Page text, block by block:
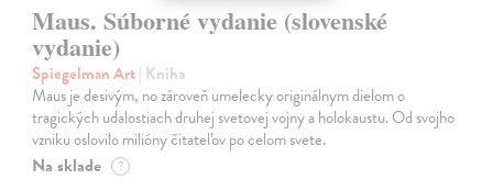
Maus. Súborné vydanie (slovenské
vydanie)
Spiegelman Art| Kniha
Maus je desivým, no zároveň umelecky originálnym dielom o
tragických udalostiach druhej svetovej vojny a holokaustu. Od svojho
vzniku oslovilo milióny čitateľov po celom svete.
Na sklade ?